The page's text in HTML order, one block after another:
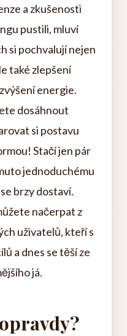
a zkušenosti
pustili, mluví
si pochvalují nejen
také zlepšení
energie.
dosáhnout
si postavu
Stačí jen pár
jednoduchému
brzy dostaví.
načerpat z
uživatelů, kteří s
a dnes se těší ze
já.